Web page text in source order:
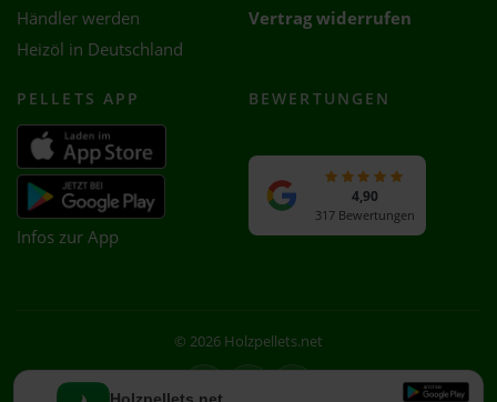
Holzpellets.net
Händler werden
Heizöl in Deutschland
Vertrag widerrufen
PELLETS APP
Infos zur App
BEWERTUNGEN
4,90
317 Bewertungen
© 2026 Holzpellets.net
Facebook